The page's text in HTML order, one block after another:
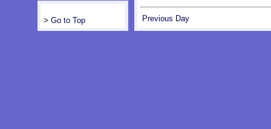
Previous Day
> Go to Top